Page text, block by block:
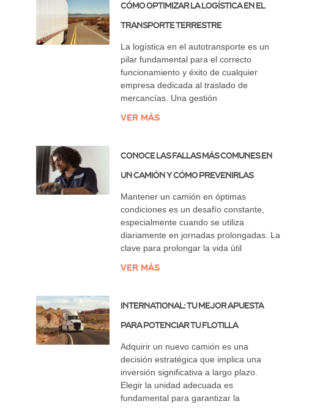
Cómo Optimizar la Logística en el
Transporte Terrestre
La logística en el autotransporte es un
pilar fundamental para el correcto
funcionamiento y éxito de cualquier
empresa dedicada al traslado de
mercancías. Una gestión
Ver más
Conoce las Fallas Más Comunes en
un Camión y Cómo Prevenirlas
Mantener un camión en óptimas
condiciones es un desafío constante,
especialmente cuando se utiliza
diariamente en jornadas prolongadas. La
clave para prolongar la vida útil
Ver más
International: Tu Mejor Apuesta
para Potenciar tu Flotilla
Adquirir un nuevo camión es una
decisión estratégica que implica una
inversión significativa a largo plazo.
Elegir la unidad adecuada es
fundamental para garantizar la